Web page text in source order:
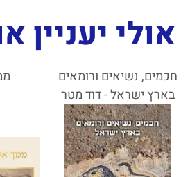
אולי יעניין
חכמים, נשיאים ורומאים
בארץ ישראל - דוד מטר